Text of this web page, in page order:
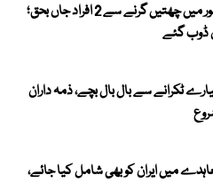
بارشوں کی تباہی؛ قصور میں چھتیں گرنے سے 2 افراد جاں بحق؛
ایئرپورٹ پر 2 طیارے ٹکرانے سے بال بال بچے، ذمہ داران
میں ایران کو بھی شامل کیا جائے،